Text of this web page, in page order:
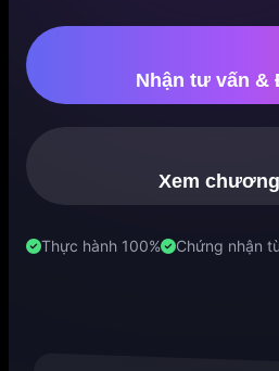
Nhận tư vấn &
Xem
Thực hành 100% Chứng nhận